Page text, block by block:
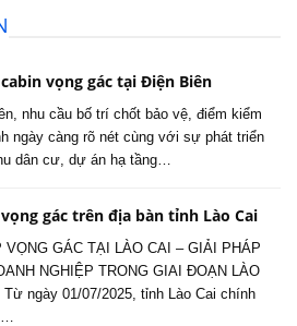
vọng gác tại Điện Biên
nhu cầu bố trí chốt bảo vệ, điểm kiểm
ngày càng rõ nét cùng với sự phát triển
dân cư, dự án hạ tầng…
gác trên địa bàn tỉnh Lào Cai
VỌNG GÁC TẠI LÀO CAI – GIẢI PHÁP
NGHIỆP TRONG GIAI ĐOẠN LÀO
ngày 01/07/2025, tỉnh Lào Cai chính